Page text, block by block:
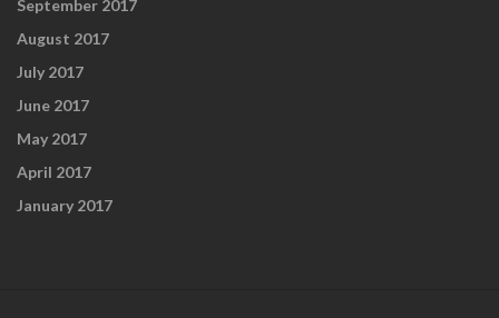
September 2017
August 2017
July 2017
June 2017
May 2017
April 2017
January 2017